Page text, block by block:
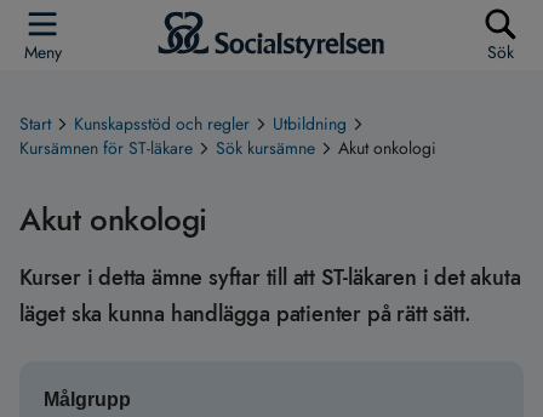
Meny Sök
Start Kunskapsstöd och regler
Utbildning
Kursämnen för ST-läkare
Sök kursämne Akut onkologi
Akut onkologi
Kurser i detta ämne syftar till att ST-läkaren i det akuta
läget ska kunna handlägga patienter på rätt sätt.
Målgrupp